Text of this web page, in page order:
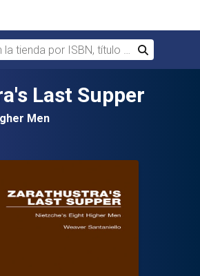
tienda por ISBN, título o autor
Buscar
Last Supper
Men